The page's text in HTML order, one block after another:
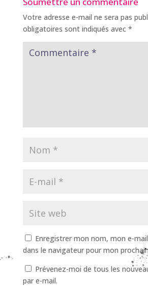
Votre adresse e-mail ne sera pas
obligatoires sont indiqués avec *
Enregistrer mon nom, mon e-
dans le navigateur pour mon
Prévenez-moi de tous les
par e-mail.